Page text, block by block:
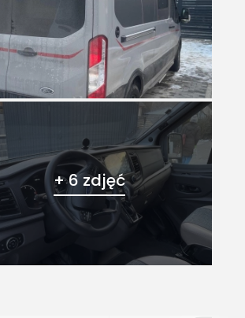
+ 6 zdjęć